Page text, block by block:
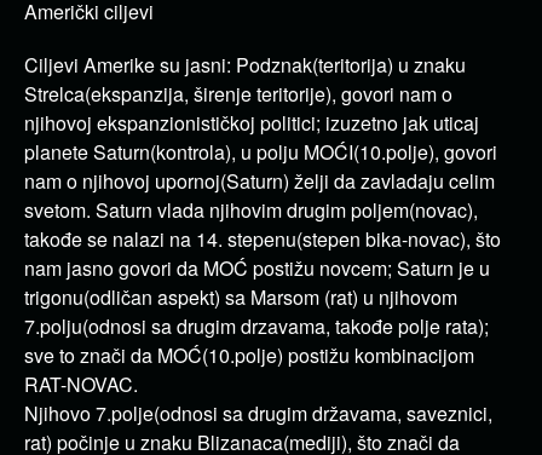
Američki ciljevi
Ciljevi Amerike su jasni: Podznak(teritorija) u znaku
Strelca(ekspanzija, širenje teritorije), govori nam o
njihovoj ekspanzionističkoj politici; izuzetno jak uticaj
planete Saturn(kontrola), u polju MOĆI(10.polje), govori
nam o njihovoj upornoj(Saturn) želji da zavladaju celim
svetom. Saturn vlada njihovim drugim poljem(novac),
takođe se nalazi na 14. stepenu(stepen bika-novac), što
nam jasno govori da MOĆ postižu novcem; Saturn je u
trigonu(odličan aspekt) sa Marsom (rat) u njihovom
7.polju(odnosi sa drugim drzavama, takođe polje rata);
sve to znači da MOĆ(10.polje) postižu kombinacijom
RAT-NOVAC.
Njihovo 7.polje(odnosi sa drugim državama, saveznici,
rat) počinje u znaku Blizanaca(mediji), što znači da